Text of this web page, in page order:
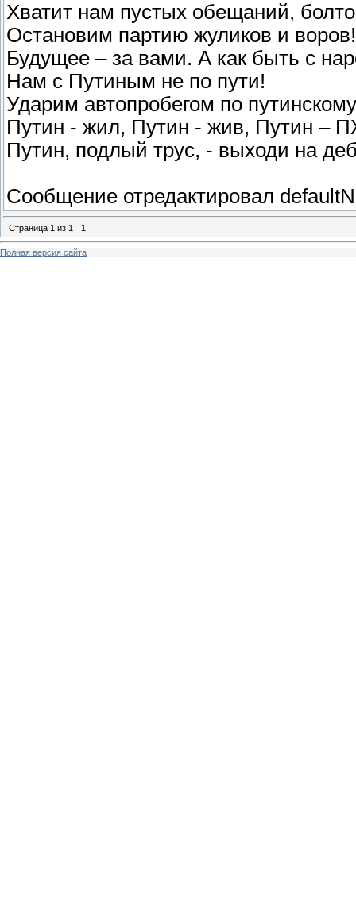
Хватит нам пустых обещаний,
Остановим партию жуликов и воров!
Будущее – за вами. А как быть с
Нам с Путиным не по пути!
Ударим автопробегом по
Путин - жил, Путин - жив, Путин –
Путин, подлый трус, - выходи на
Сообщение отредактировал
Страница 1 из 1 1
Полная версия сайта